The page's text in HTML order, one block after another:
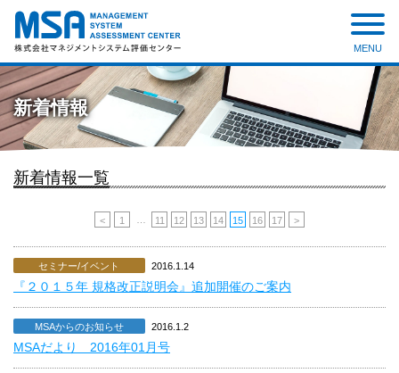
株式会社 マネジメントシステ
ム評価センター
MENU
新着情報
新着情報一覧
< 1 11 12 13 14 15 16 17 >
セミナー/イベント 2016.1.14
『２０１５年 規格改正説明会』追加開催のご案内
MSAからのお知らせ 2016.1.2
MSAだより 2016年01月号